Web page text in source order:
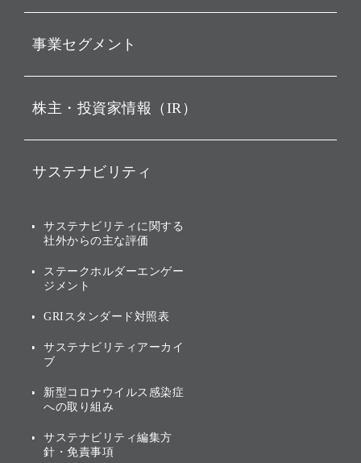
動画配信
経営理念
ビジョン
戦略
バリュー
ソフトバンクグループの歩
[AI] What dreams are made
事業セグメント
ソフトバンク・ビジョン・
その他
グループ企業一覧
株主・投資家情報（IR）
IRカレンダー
業績・財務
アニュアルレポート
株主・投資家情報（IR）に
サステナビリティ
トップメッセージ
サステナビリティの考え方
ガバナンス
投資先のサステナビリティ
サステナビリティに関する
社外からの主な評価
ステークホルダーエンゲー
ジメント
GRIスタンダード対照表
サステナビリティアーカイ
ブ
新型コロナウイルス感染症
への取り組み
サステナビリティ編集方
針・免責事項